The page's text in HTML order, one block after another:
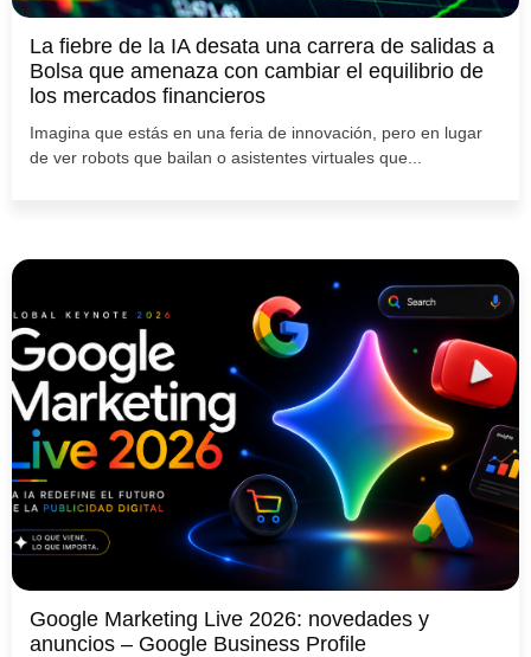
La fiebre de la IA desata una carrera de salidas a
Bolsa que amenaza con cambiar el equilibrio de
los mercados financieros
Imagina que estás en una feria de innovación, pero en lugar
de ver robots que bailan o asistentes virtuales que...
Google Marketing Live 2026: novedades y
anuncios – Google Business Profile